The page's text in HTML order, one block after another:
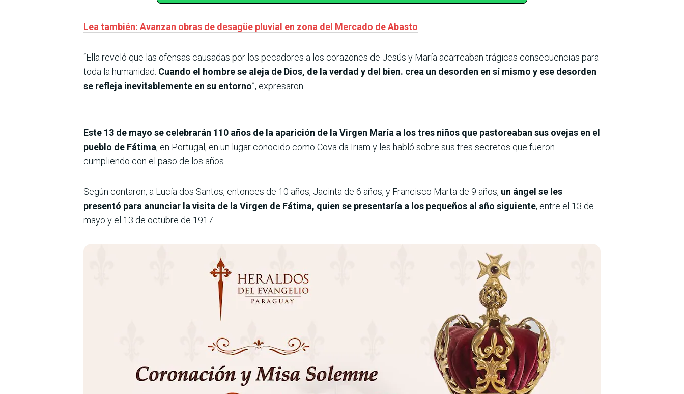
Lea también: Avanzan obras de desagüe pluvial en zona del Mercado de Abasto
“Ella reveló que las ofensas causadas por los pecadores a los corazones de Jesús y María acarreaban trágicas consecuencias para
toda la humanidad. Cuando el hombre se aleja de Dios, de la verdad y del bien. crea un desorden en sí mismo y ese desorden
se refleja inevitablemente en su entorno”, expresaron.
Este 13 de mayo se celebrarán 110 años de la aparición de la Virgen María a los tres niños que pastoreaban sus ovejas en el
pueblo de Fátima, en Portugal, en un lugar conocido como Cova da Iriam y les habló sobre sus tres secretos que fueron
cumpliendo con el paso de los años.
Según contaron, a Lucía dos Santos, entonces de 10 años, Jacinta de 6 años, y Francisco Marta de 9 años, un ángel se les
presentó para anunciar la visita de la Virgen de Fátima, quien se presentaría a los pequeños al año siguiente, entre el 13 de
mayo y el 13 de octubre de 1917.